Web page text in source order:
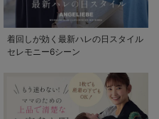
着回しが効く最新ハレの日スタイル
セレモニー6シーン